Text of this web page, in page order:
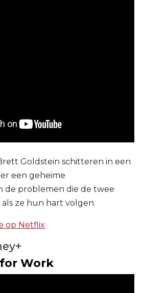
Goldstein schitteren in een
een geheime
de problemen die de twee
ze hun hart volgen.
op Netflix
Work